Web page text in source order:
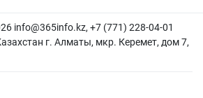
info@365info.kz, +7 (771) 228-04-01
г. Алматы, мкр. Керемет, дом 7,